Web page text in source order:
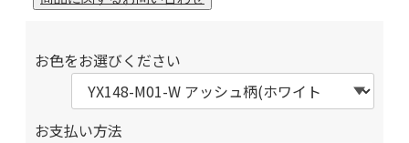
お色をお選びください
お支払い方法